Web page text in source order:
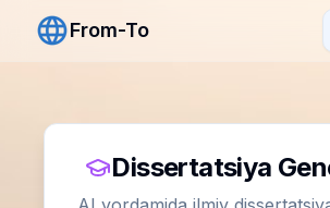
From-To
Dissertatsiya